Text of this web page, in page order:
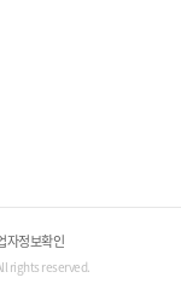
자정보확인
rights reserved.